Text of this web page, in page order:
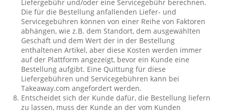
Liefergebühr und/oder eine Servicegebühr berechnen.
Die für die Bestellung anfallenden Liefer- und
Servicegebühren können von einer Reihe von Faktoren
abhängen, wie z.B. dem Standort, dem ausgewählten
Geschäft und dem Wert der in der Bestellung
enthaltenen Artikel, aber diese Kosten werden immer
auf der Plattform angezeigt, bevor ein Kunde eine
Bestellung aufgibt. Eine Quittung für diese
Liefergebühren und Servicegebühren kann bei
Takeaway.com angefordert werden.
Entscheidet sich der Kunde dafür, die Bestellung liefern
zu lassen, muss der Kunde an der vom Kunden